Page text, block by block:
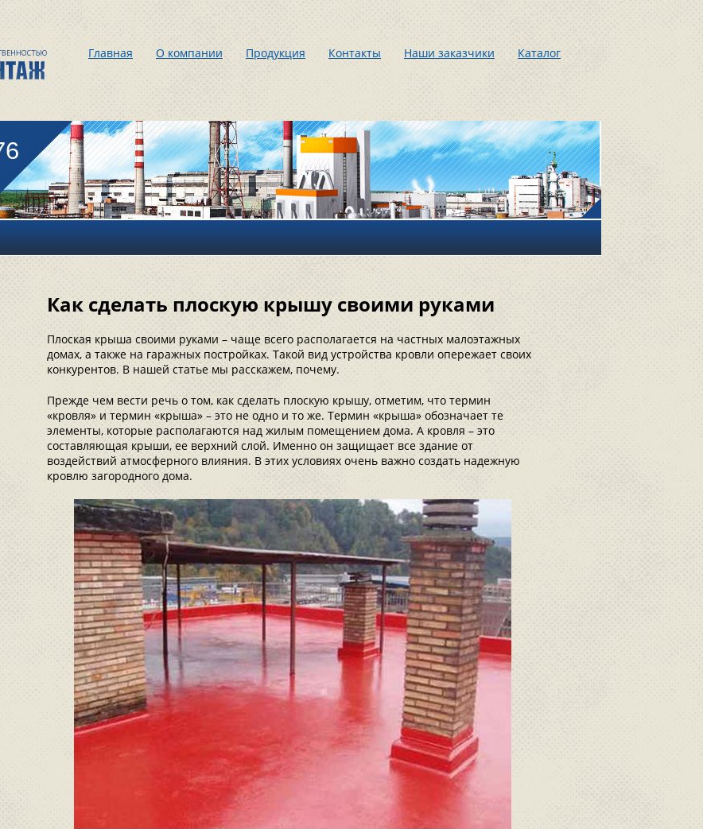
Главная О компании Продукция Контакты Наши заказчики Каталог
Как сделать плоскую крышу своими руками
Плоская крыша своими руками – чаще всего располагается на частных малоэтажных
домах, а также на гаражных постройках. Такой вид устройства кровли опережает своих
конкурентов. В нашей статье мы расскажем, почему.
Прежде чем вести речь о том, как сделать плоскую крышу, отметим, что термин
«кровля» и термин «крыша» – это не одно и то же. Термин «крыша» обозначает те
элементы, которые располагаются над жилым помещением дома. А кровля – это
составляющая крыши, ее верхний слой. Именно он защищает все здание от
воздействий атмосферного влияния. В этих условиях очень важно создать надежную
кровлю загородного дома.